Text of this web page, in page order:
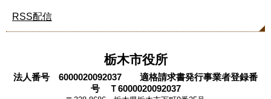
RSS配信
栃木市役所
法人番号 6000020092037 適格請求書発行事業者登録番
号 Ｔ6000020092037